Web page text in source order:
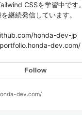
CSSを学習中です。
継続発信しています。
honda-dev-jp
Follow
dev.com/